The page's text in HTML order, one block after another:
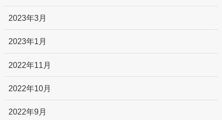
2023年3月
2023年1月
2022年11月
2022年10月
2022年9月